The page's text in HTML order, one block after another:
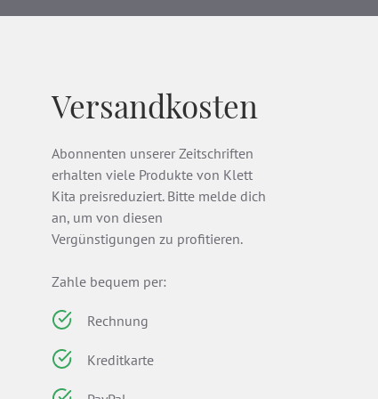
Versandkosten
Abonnenten unserer Zeitschriften
erhalten viele Produkte von Klett
Kita preisreduziert. Bitte melde dich
an, um von diesen
Vergünstigungen zu profitieren.
Zahle bequem per:
Rechnung
Kreditkarte